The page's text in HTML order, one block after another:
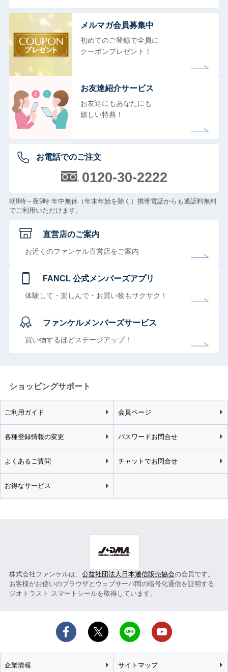
メルマガ会員募集中
初めてのご登録で全員に
クーポンプレゼント！
お友達紹介サービス
お友達にもあなたにも
嬉しい特典！
お電話でのご注文
0120-30-2222
朝9時～夜9時 年中無休（年末年始を除く）携帯電話からも通話料無料
でご利用いただけます。
直営店のご案内
お近くのファンケル直営店をご案内
FANCL 公式メンバーズアプリ
体験して・楽しんで・お買い物もサクサク！
ファンケルメンバーズサービス
買い物するほどステージアップ！
ショッピングサポート
ご利用ガイド 会員ページ
各種登録情報の変更 パスワードお問合せ
よくあるご質問 チャットでお問合せ
お得なサービス
株式会社ファンケルは、 公益社団法人日本通信販売協会の会員です。
お客様がお使いのブラウザとウェブサーバ間の暗号化通信を証明する
ジオトラスト スマートシールを取得しています。
企業情報 サイトマップ